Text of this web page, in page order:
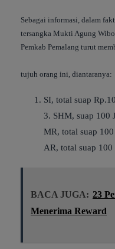
Sebagai informasi, dalam
tersangka Mukti Agung
Pemkab Pemalang turut
tujuh orang ini, diantaranya:
SI, total suap
3. SHM, suap 100
MR, total suap
AR, total suap 100
BACA JUGA: 23
Menerima Reward